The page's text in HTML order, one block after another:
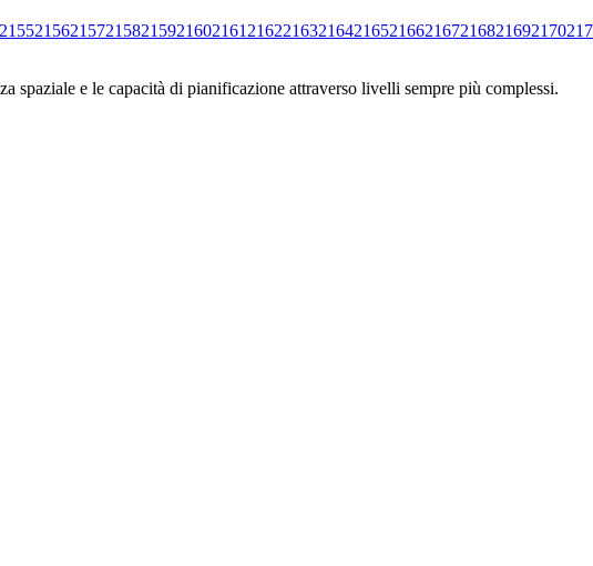
2155215621572158215921602161 216221632164216521662167216821692170
e le capacità di pianificazione attraverso livelli sempre più complessi.